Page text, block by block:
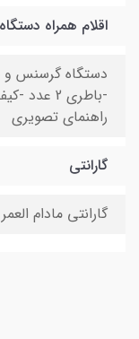
اقلام همراه دستگاه
دستگاه گرسنس و
-باطری 2
راهنمای تصویری
گارانتی
گارانتی مادام